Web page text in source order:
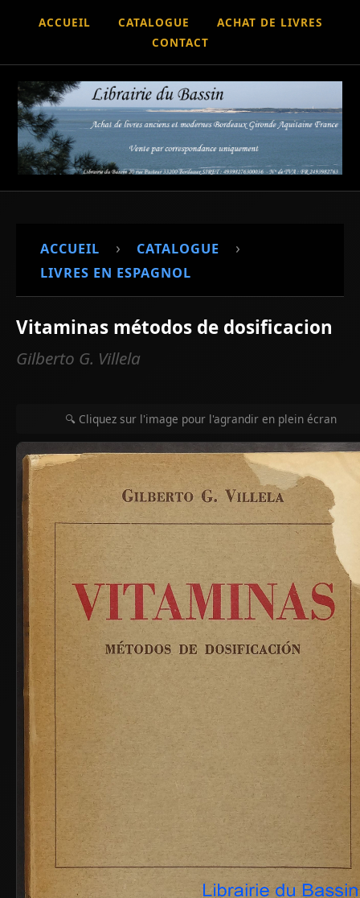
ACCUEIL CATALOGUE
ACHAT DE LIVRES
CONTACT
ACCUEIL › CATALOGUE ›
LIVRES EN ESPAGNOL
Vitaminas métodos de dosificacion
Gilberto G. Villela
🔍 Cliquez sur l'image pour l'agrandir en plein écran